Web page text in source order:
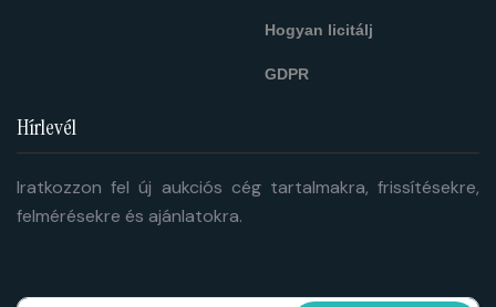
Hogyan licitálj
GDPR
Hírlevél
Iratkozzon fel új aukciós cég tartalmakra, frissítésekre,
felmérésekre és ajánlatokra.